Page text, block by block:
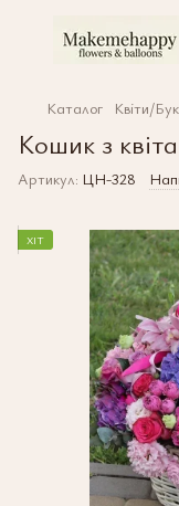
Каталог Квіти/
Кошик з
Артикул: ЦН-328
ХІТ